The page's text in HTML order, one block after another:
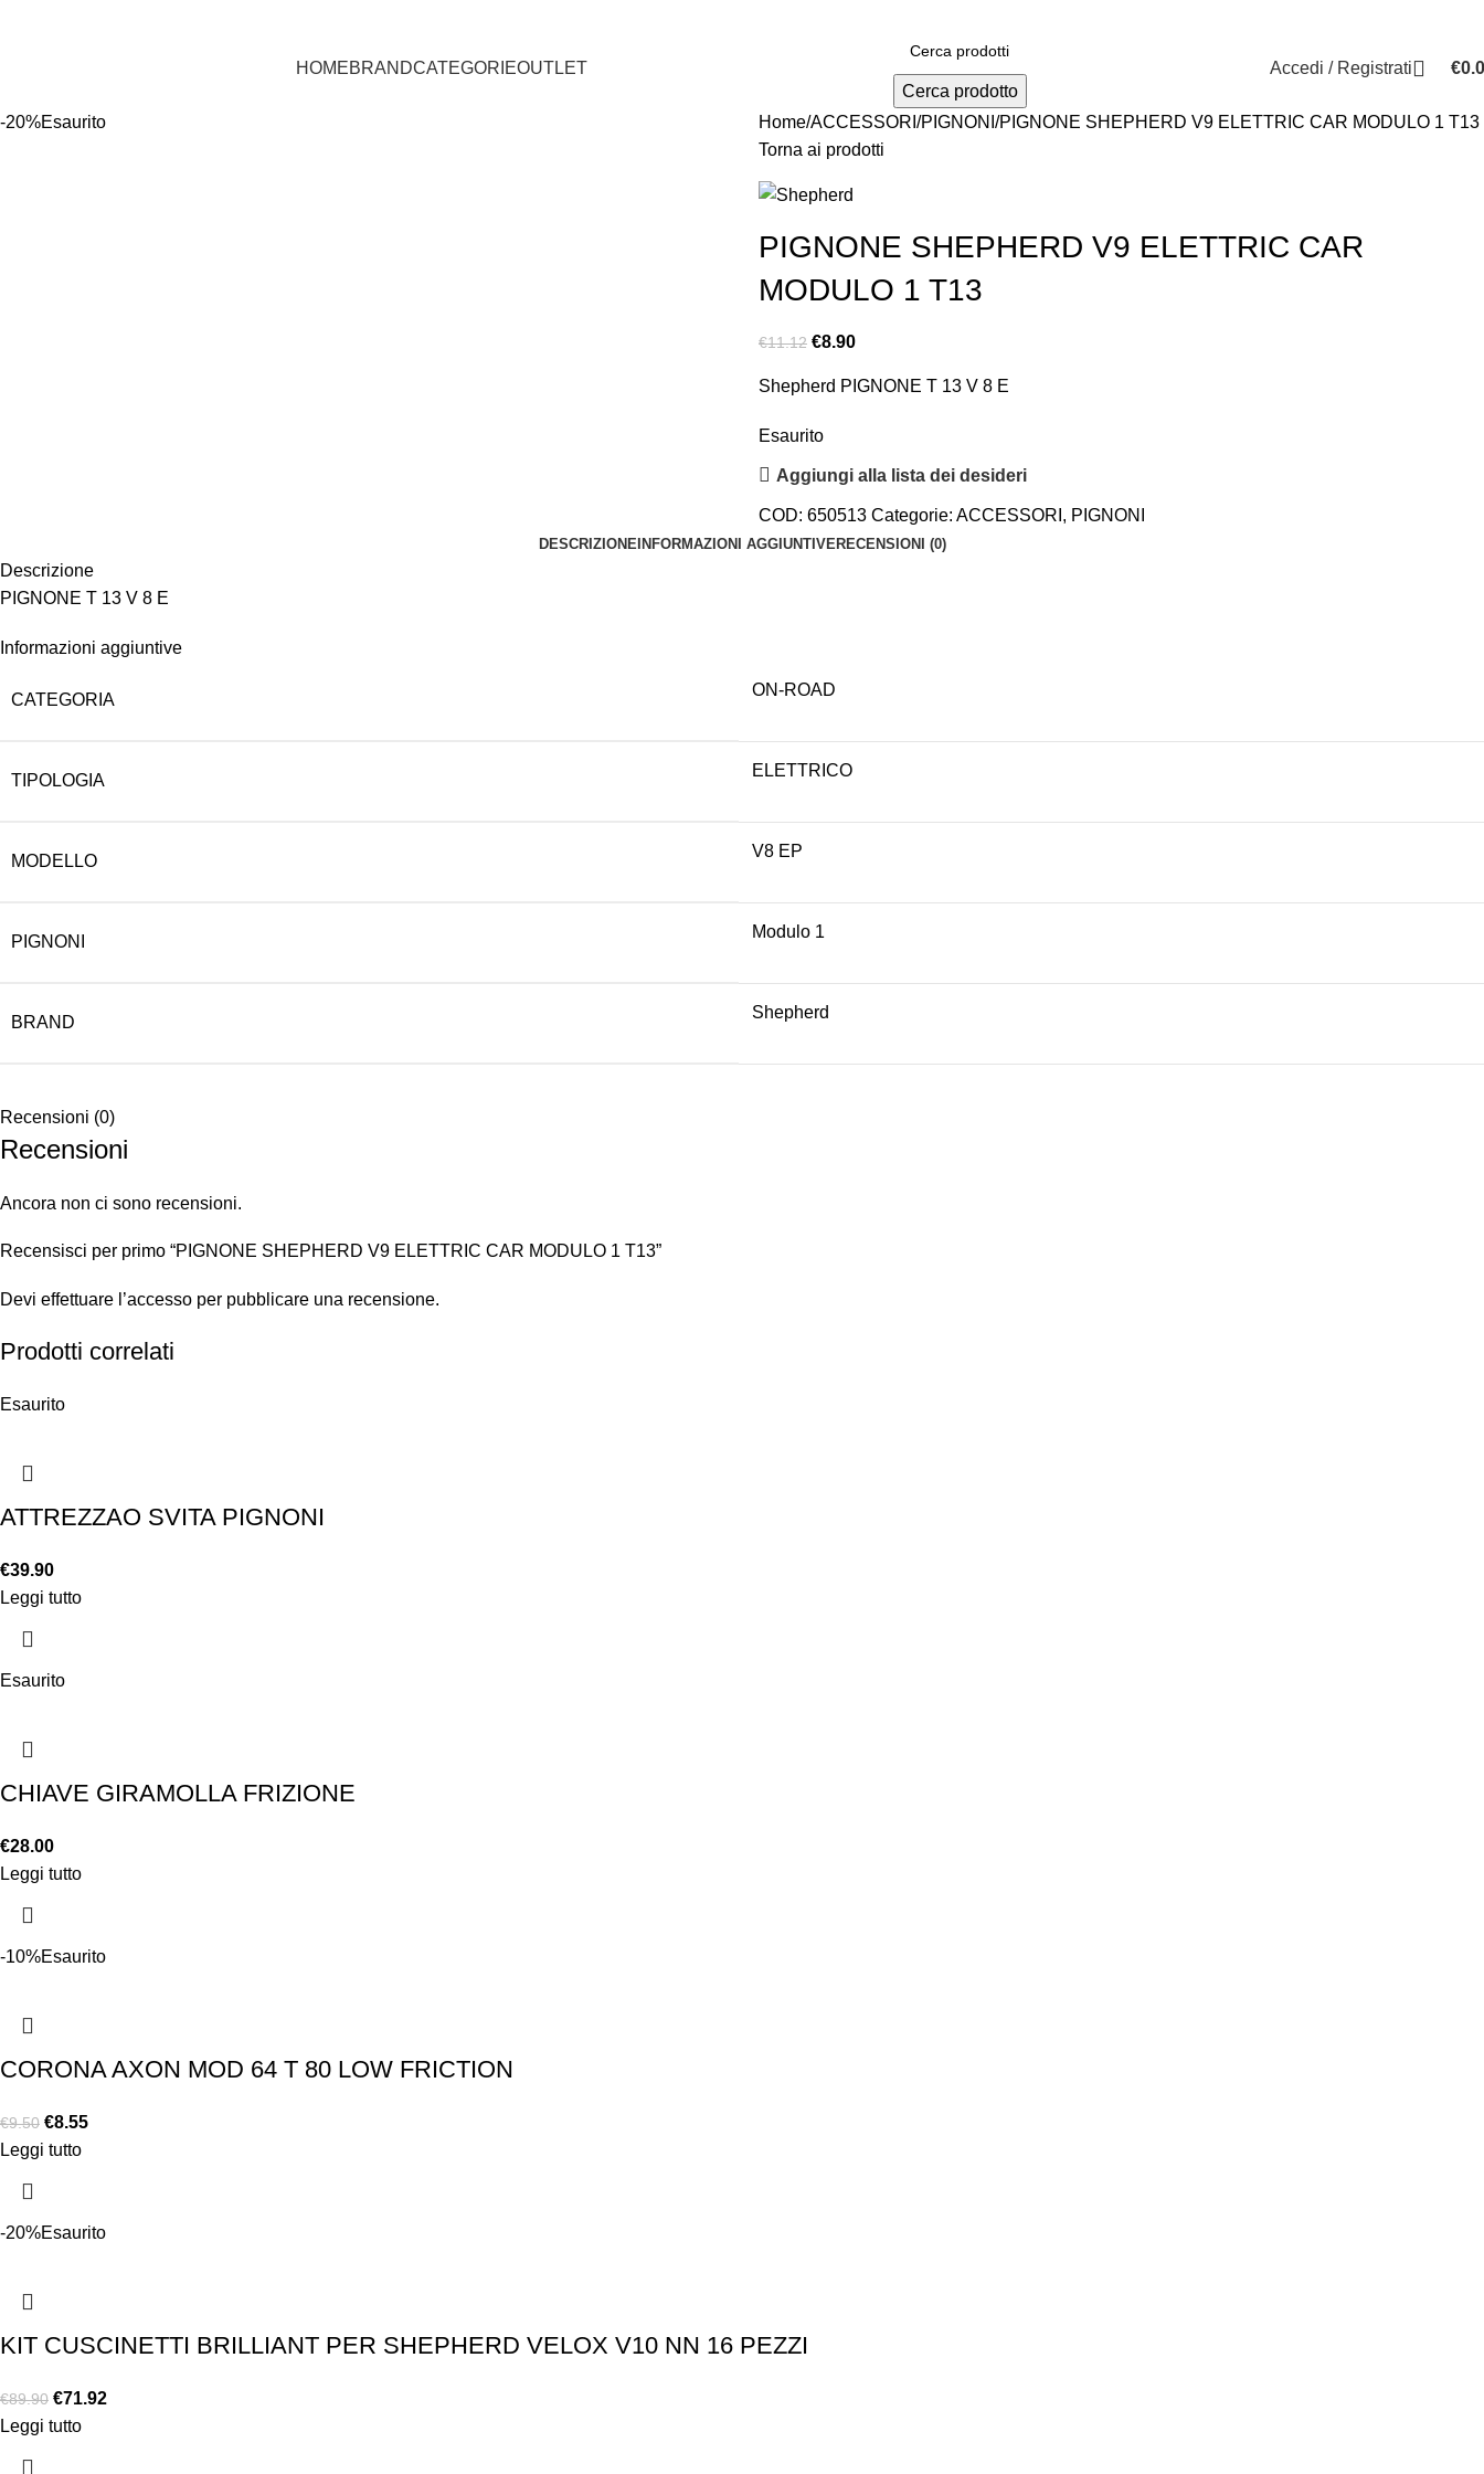
HOMEBRANDCATEGORIEOUTLET
Cerca prodotto
Accedi / Registrati €
-20%Esaurito Home ACCESSORI PIGNONI
PIGNONE SHEPHERD V9 ELETTRIC CAR MODULO 1 T13
Torna ai prodotti
PIGNONE SHEPHERD V9 ELETTRIC CAR
MODULO 1 T13
€11.12 €8.90
Shepherd PIGNONE T 13 V 8 E
Esaurito
Aggiungi alla lista dei desideri
COD: 650513 Categorie: ACCESSORI , PIGNONI
DESCRIZIONEINFORMAZIONI AGGIUNTIVERECENSIONI (0)
Descrizione
PIGNONE T 13 V 8 E
Informazioni aggiuntive
CATEGORIA
ON-ROAD
TIPOLOGIA
ELETTRICO
MODELLO
V8 EP
PIGNONI
Modulo 1
BRAND
Shepherd
Recensioni (0)
Recensioni
Ancora non ci sono recensioni.
Recensisci per primo “PIGNONE SHEPHERD V9 ELETTRIC CAR MODULO 1 T13”
Devi effettuare l’accesso per pubblicare una recensione.
Prodotti correlati
Esaurito
ATTREZZAO SVITA PIGNONI
€39.90
Leggi tutto
Esaurito
CHIAVE GIRAMOLLA FRIZIONE
€28.00
Leggi tutto
-10%Esaurito
CORONA AXON MOD 64 T 80 LOW FRICTION
€9.50 €8.55
Leggi tutto
-20%Esaurito
KIT CUSCINETTI BRILLIANT PER SHEPHERD VELOX V10 NN 16 PEZZI
€89.90 €71.92
Leggi tutto